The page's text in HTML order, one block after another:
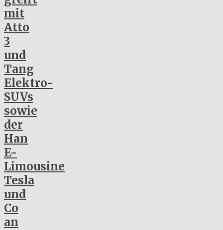
mit
Atto
3
und
Tang
Elektro-
SUVs
sowie
der
Han
E-
Limousine
Tesla
und
Co
an